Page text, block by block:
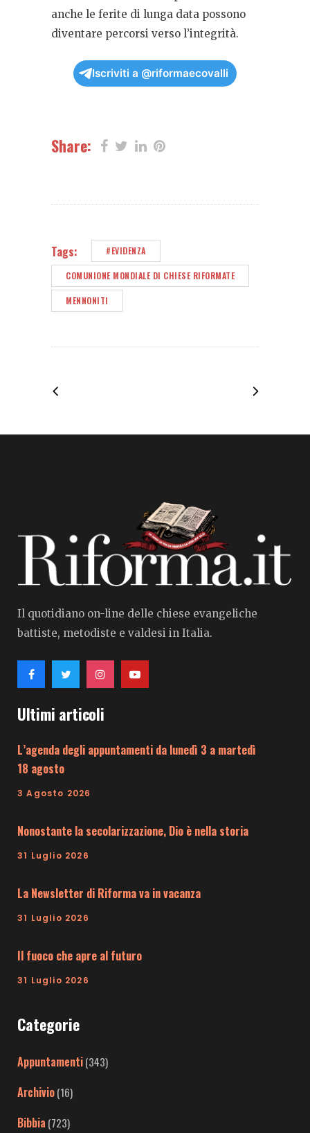
anche le ferite di lunga data possono
diventare percorsi verso l’integrità.
Iscriviti a @riformaecovalli
Share:
Tags: #EVIDENZA
COMUNIONE MONDIALE DI CHIESE RIFORMATE
MENNONITI
Il quotidiano on-line delle chiese evangeliche
battiste, metodiste e valdesi in Italia.
Ultimi articoli
L’agenda degli appuntamenti da lunedì 3 a martedì
18 agosto
3 Agosto 2026
Nonostante la secolarizzazione, Dio è nella storia
31 Luglio 2026
La Newsletter di Riforma va in vacanza
31 Luglio 2026
Il fuoco che apre al futuro
31 Luglio 2026
Categorie
Appuntamenti(343)
Archivio(16)
Bibbia (723)